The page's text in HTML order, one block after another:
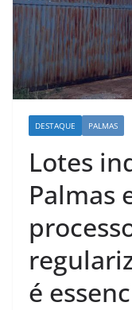
DESTAQUE PALMAS
Lotes
Palmas
é